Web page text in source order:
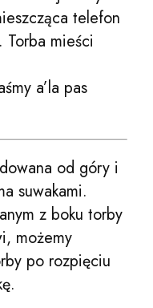
telefon
mieści
a’la pas
od góry i
suwakami.
z boku torby
możemy
po rozpięciu